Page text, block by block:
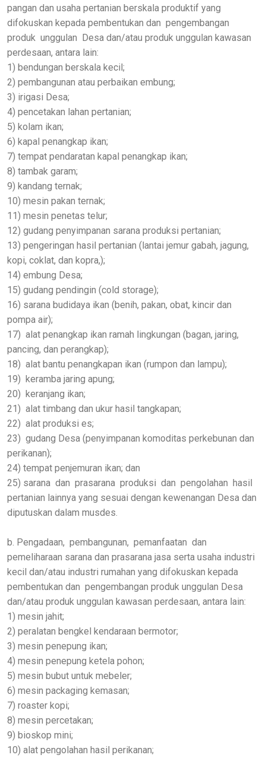
pangan dan usaha pertanian berskala produktif yang
difokuskan kepada pembentukan dan pengembangan
produk unggulan Desa dan/atau produk unggulan kawasan
perdesaan, antara lain:
1) bendungan berskala kecil;
2) pembangunan atau perbaikan embung;
3) irigasi Desa;
4) pencetakan lahan pertanian;
5) kolam ikan;
6) kapal penangkap ikan;
7) tempat pendaratan kapal penangkap ikan;
8) tambak garam;
9) kandang ternak;
10) mesin pakan ternak;
11) mesin penetas telur;
12) gudang penyimpanan sarana produksi pertanian;
13) pengeringan hasil pertanian (lantai jemur gabah, jagung,
kopi, coklat, dan kopra,);
14) embung Desa;
15) gudang pendingin (cold storage);
16) sarana budidaya ikan (benih, pakan, obat, kincir dan
pompa air);
17) alat penangkap ikan ramah lingkungan (bagan, jaring,
pancing, dan perangkap);
18) alat bantu penangkapan ikan (rumpon dan lampu);
19) keramba jaring apung;
20) keranjang ikan;
21) alat timbang dan ukur hasil tangkapan;
22) alat produksi es;
23) gudang Desa (penyimpanan komoditas perkebunan dan
perikanan);
24) tempat penjemuran ikan; dan
25) sarana dan prasarana produksi dan pengolahan hasil
pertanian lainnya yang sesuai dengan kewenangan Desa dan
diputuskan dalam musdes.
b. Pengadaan, pembangunan, pemanfaatan dan
pemeliharaan sarana dan prasarana jasa serta usaha industri
kecil dan/atau industri rumahan yang difokuskan kepada
pembentukan dan pengembangan produk unggulan Desa
dan/atau produk unggulan kawasan perdesaan, antara lain:
1) mesin jahit;
2) peralatan bengkel kendaraan bermotor;
3) mesin penepung ikan;
4) mesin penepung ketela pohon;
5) mesin bubut untuk mebeler;
6) mesin packaging kemasan;
7) roaster kopi;
8) mesin percetakan;
9) bioskop mini;
10) alat pengolahan hasil perikanan;